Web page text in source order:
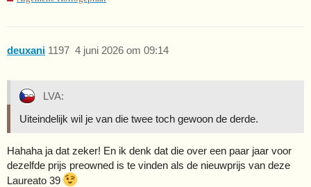
deuxani 4 juni 2026 om 09:14
1197
LVA:
Uiteindelijk wil je van die twee toch gewoon de derde.
Hahaha ja dat zeker! En ik denk dat die over een paar jaar voor
dezelfde prijs preowned is te vinden als de nieuwprijs van deze
Laureato 39